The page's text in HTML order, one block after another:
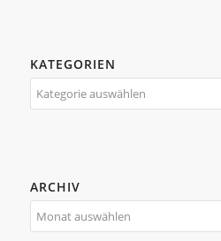
KATEGORIEN
Kategorien
ARCHIV